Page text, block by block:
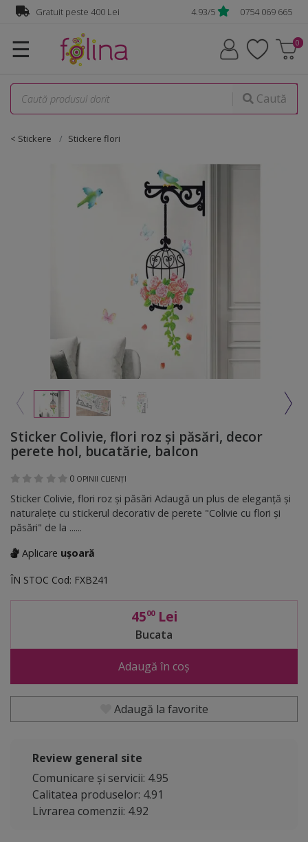
Gratuit peste 400 Lei 4.93/5 0754 069 665
☰
Caută
< Stickere Stickere flori
Sticker Colivie, flori roz şi păsări, decor
perete hol, bucatărie, balcon
0 OPINII CLIENȚI
Sticker Colivie, flori roz şi păsări Adaugă un plus de eleganță și
naturalețe cu stickerul decorativ de perete "Colivie cu flori și
păsări" de la ......
Aplicare ușoară
ÎN STOC Cod: FXB241
4500Lei
Bucata
Adaugă în coș
Adaugă la favorite
Review general site
Comunicare și servicii: 4.95
Calitatea produselor: 4.91
Livrarea comenzii: 4.92